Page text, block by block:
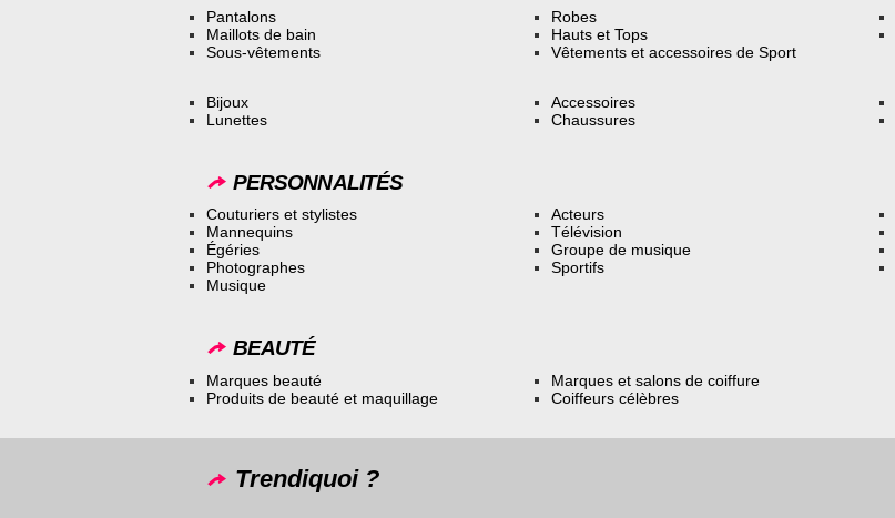
Pantalons
Maillots de bain
Sous-vêtements
Robes
Hauts et Tops
Vêtements et accessoires de Sport
Bijoux
Lunettes
Accessoires
Chaussures
PERSONNALITÉS
Couturiers et stylistes
Mannequins
Égéries
Photographes
Musique
Acteurs
Télévision
Groupe de musique
Sportifs
BEAUTÉ
Marques beauté
Produits de beauté et maquillage
Marques et salons de coiffure
Coiffeurs célèbres
Trendiquoi ?